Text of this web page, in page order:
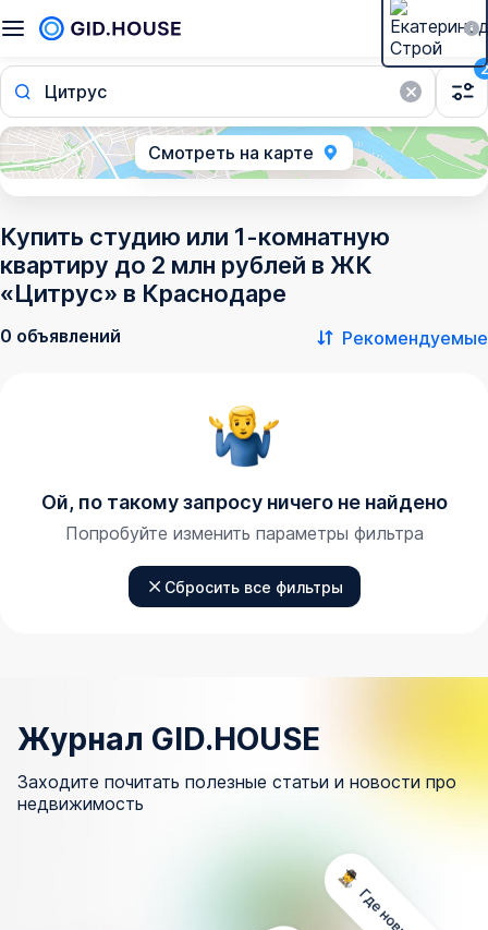
Цитрус
2
Смотреть на карте
Купить студию или 1-комнатную
квартиру до 2 млн рублей в ЖК
«Цитрус» в Краснодаре
0 объявлений Рекомендуемые
Ой, по такому запросу ничего не найдено
Попробуйте изменить параметры фильтра
Сбросить все фильтры
Журнал GID.HOUSE
Заходите почитать полезные статьи и новости про
недвижимость